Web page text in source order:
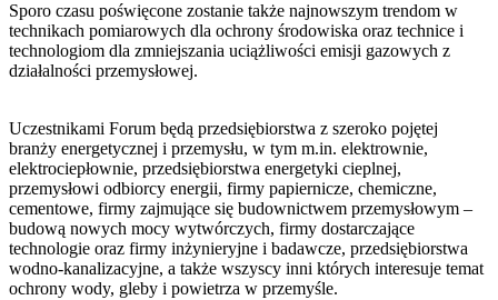
Sporo czasu poświęcone zostanie także najnowszym trendom w
technikach pomiarowych dla ochrony środowiska oraz technice i
technologiom dla zmniejszania uciążliwości emisji gazowych z
działalności przemysłowej.
Uczestnikami Forum będą przedsiębiorstwa z szeroko pojętej
branży energetycznej i przemysłu, w tym m.in. elektrownie,
elektrociepłownie, przedsiębiorstwa energetyki cieplnej,
przemysłowi odbiorcy energii, firmy papiernicze, chemiczne,
cementowe, firmy zajmujące się budownictwem przemysłowym –
budową nowych mocy wytwórczych, firmy dostarczające
technologie oraz firmy inżynieryjne i badawcze, przedsiębiorstwa
wodno-kanalizacyjne, a także wszyscy inni których interesuje temat
ochrony wody, gleby i powietrza w przemyśle.